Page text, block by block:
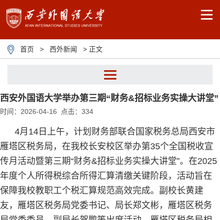
首页 > 西外新闻 > 正文
西安外国语大学举办第三期“财务&招标业务实操大讲堂”
时间：2026-04-16 点击： 334
4月14日上午，计划财务部联合国家税务总局西安市
雁塔区税务局，在我校长安校区举办第35个全国税收宣
传月活动暨第三期“财务&招标业务实操大讲堂”。在2025
年度个人所得税综合所得汇算清缴关键阶段，活动旨在
保障我校教职工个税汇算规范高效完成。副校长黄建
友，雁塔区税务局党委书记、局长郑文彬，雁塔区税务